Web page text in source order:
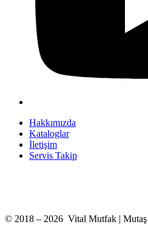
Hakkımızda
Kataloglar
İletişim
Servis Takip
© 2018 – 2026 Vital Mutfak | Mutaş